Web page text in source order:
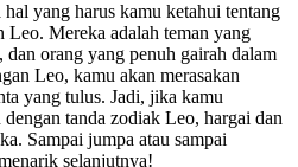
hal yang harus kamu ketahui tentang
Leo. Mereka adalah teman yang
dan orang yang penuh gairah dalam
Leo, kamu akan merasakan
yang tulus. Jadi, jika kamu
tanda zodiak Leo, hargai dan
Sampai jumpa atau sampai
selanjutnya!